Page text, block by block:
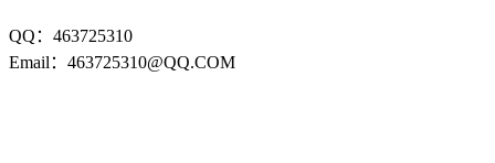
QQ：463725310
Email：463725310@QQ.COM